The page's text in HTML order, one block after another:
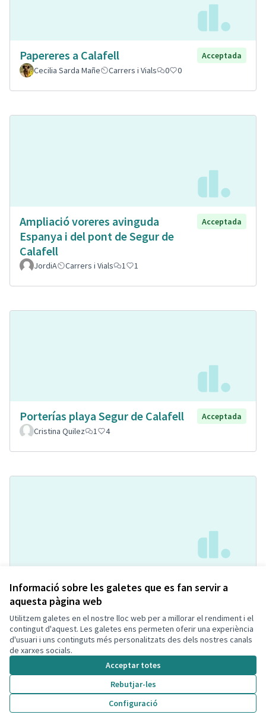
Informació sobre les galetes que es fan servir a
aquesta pàgina web
Utilitzem galetes en el nostre lloc web per a millorar el rendiment i el
contingut d'aquest. Les galetes ens permeten oferir una experiència
d'usuari i uns continguts més personalitzats des dels nostres canals
de xarxes socials.
Acceptar totes
Rebutjar-les
Configuració
Papereres a Calafell
Acceptada
Cecilia Sarda Mañe
Carrers i Vials 0 0
Ampliació voreres avinguda
Espanya i del pont de Segur de
Calafell
Acceptada
JordiA Carrers i Vials 1 1
Porterías playa Segur de Calafell
Acceptada
Cristina Quilez
1 4
Pipican con agility
Acceptada
Soniaa Prados Carmona